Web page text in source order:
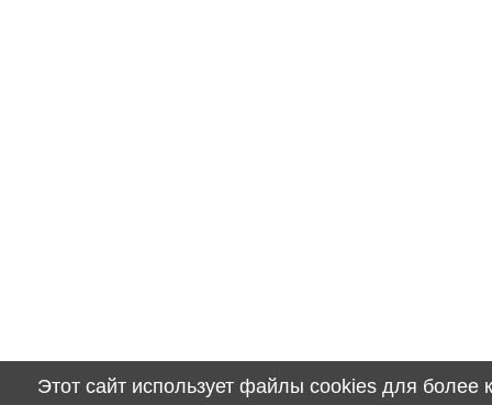
Этот сайт использует файлы cookies для более